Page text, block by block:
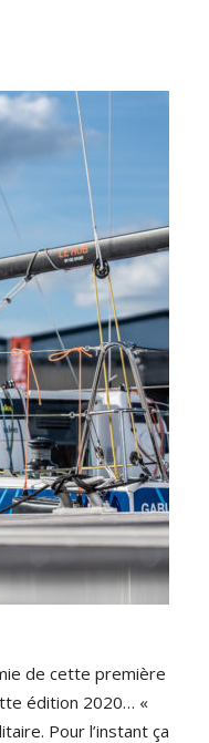
de cette première
édition 2020… «
Pour l’instant ça